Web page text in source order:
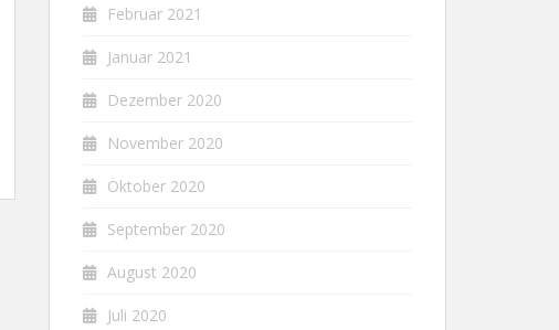
Februar 2021
Januar 2021
Dezember 2020
November 2020
Oktober 2020
September 2020
August 2020
Juli 2020